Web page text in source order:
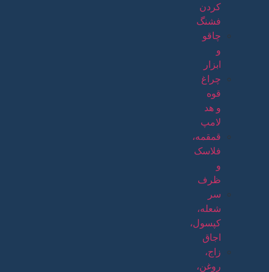
کردن
فشنگ
چاقو
و
ابزار
چراغ
قوه
و هد
لامپ
قمقمه،
فلاسک
و
ظرف
سر
شعله،
کپسول،
اجاق
زاج،
روغن،